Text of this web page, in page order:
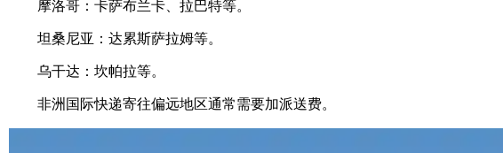
摩洛哥：卡萨布兰卡、拉巴特等。
坦桑尼亚：达累斯萨拉姆等。
乌干达：坎帕拉等。
非洲国际快递寄往偏远地区通常需要加派送费。